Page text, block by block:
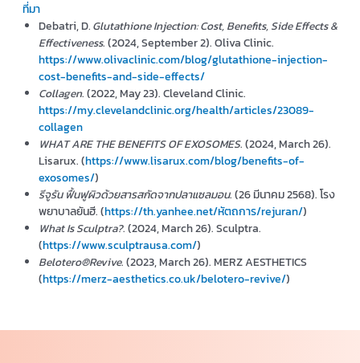
ที่มา
Debatri, D. Glutathione Injection: Cost, Benefits, Side Effects &
Effectiveness. (2024, September 2). Oliva Clinic.
https://www.olivaclinic.com/blog/glutathione-injection-
cost-benefits-and-side-effects/
Collagen. (2022, May 23). Cleveland Clinic.
https://my.clevelandclinic.org/health/articles/23089-
collagen
WHAT ARE THE BENEFITS OF EXOSOMES. (2024, March 26).
Lisarux. (https://www.lisarux.com/blog/benefits-of-
exosomes/)
รีจูรัน ฟื้นฟูผิวด้วยสารสกัดจากปลาแซลมอน. (26 มีนาคม 2568). โรง
พยาบาลยันฮี. (https://th.yanhee.net/หัตถการ/rejuran/)
What Is Sculptra?. (2024, March 26). Sculptra.
(https://www.sculptrausa.com/)
Belotero®Revive. (2023, March 26). MERZ AESTHETICS
(https://merz-aesthetics.co.uk/belotero-revive/)